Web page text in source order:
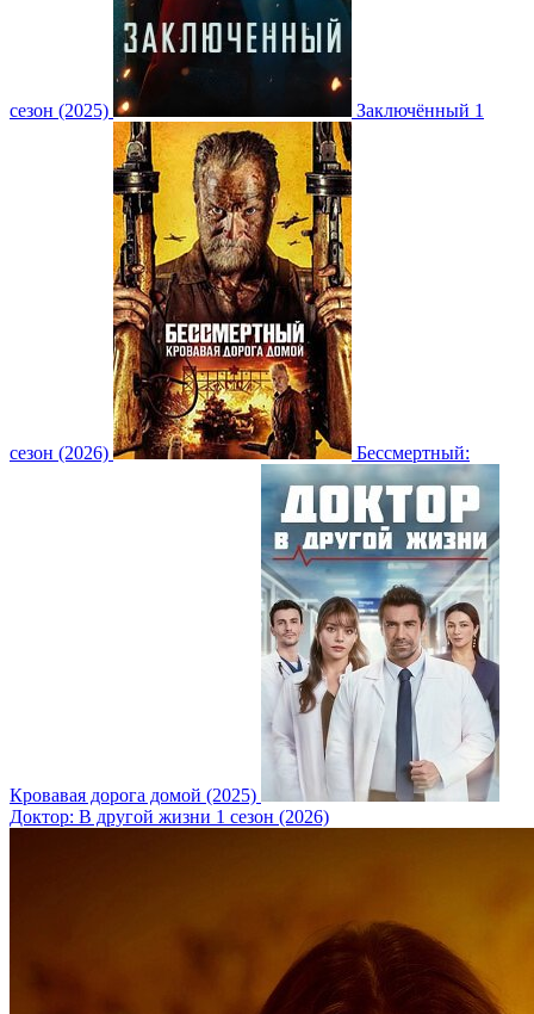
сезон (2025) Заключённый 1
сезон (2026) Бессмертный:
Кровавая дорога домой (2025)
Доктор: В другой жизни 1 сезон (2026)